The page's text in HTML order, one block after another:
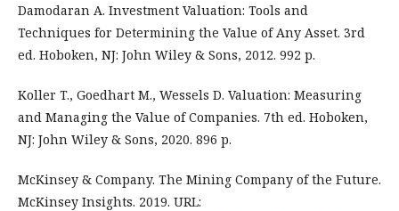
Damodaran A. Investment Valuation: Tools and
Techniques for Determining the Value of Any Asset. 3rd
ed. Hoboken, NJ: John Wiley & Sons, 2012. 992 p.
Koller T., Goedhart M., Wessels D. Valuation: Measuring
and Managing the Value of Companies. 7th ed. Hoboken,
NJ: John Wiley & Sons, 2020. 896 p.
McKinsey & Company. The Mining Company of the Future.
McKinsey Insights. 2019. URL: